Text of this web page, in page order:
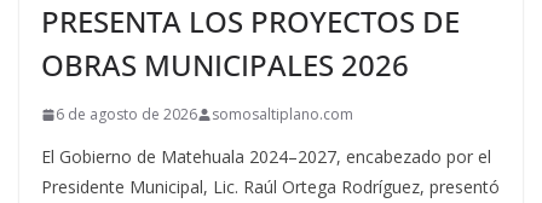
PRESENTA LOS PROYECTOS DE
OBRAS MUNICIPALES 2026
6 de agosto de 2026 somosaltiplano.com
El Gobierno de Matehuala 2024–2027, encabezado por el
Presidente Municipal, Lic. Raúl Ortega Rodríguez, presentó